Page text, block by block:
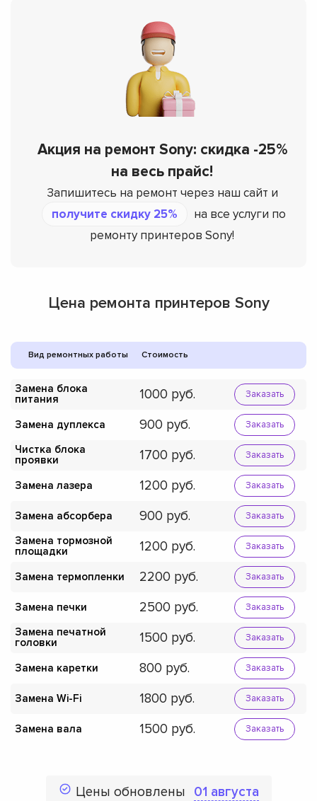
Акция на ремонт Sony: скидка -25%
на весь прайс!
Запишитесь на ремонт через наш сайт и
получите скидку 25%
на все услуги по
ремонту принтеров Sony!
Цена ремонта принтеров Sony
Вид ремонтных работы Стоимость
Замена блока
питания
1000 Заказать
Замена дуплекса 900 Заказать
Чистка блока
проявки
1700 Заказать
Замена лазера 1200 Заказать
Замена абсорбера 900 Заказать
Замена тормозной
площадки
1200 Заказать
Замена термопленки 2200 Заказать
Замена печки 2500 Заказать
Замена печатной
головки
1500 Заказать
Замена каретки 800 Заказать
Замена Wi-Fi 1800 Заказать
Замена вала 1500 Заказать
Цены обновлены 01 августа